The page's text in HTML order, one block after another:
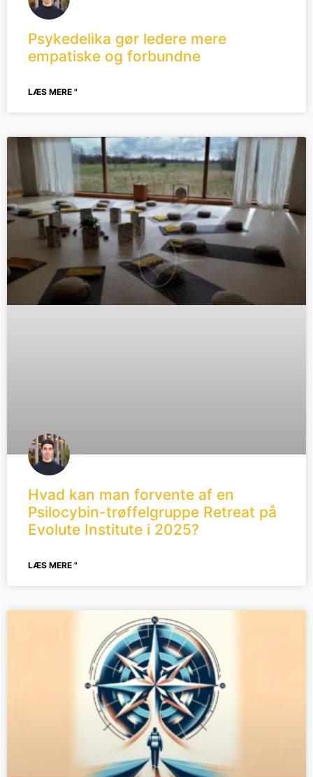
Psykedelika gør ledere mere
empatiske og forbundne
LÆS MERE "
Hvad kan man forvente af en
Psilocybin-trøffelgruppe Retreat på
Evolute Institute i 2025?
LÆS MERE "